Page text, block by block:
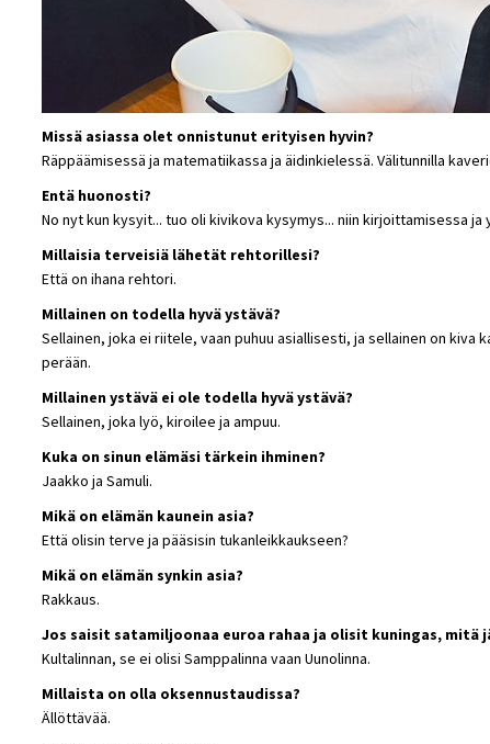
Missä asiassa olet onnistunut erityisen hyvin?
Räppäämisessä ja matematiikassa ja äidinkielessä. Välitunnilla
Entä huonosti?
No nyt kun kysyit... tuo oli kivikova kysymys... niin kirjoittamisessa ja
Millaisia terveisiä lähetät rehtorillesi?
Että on ihana rehtori.
Millainen on todella hyvä ystävä?
Sellainen, joka ei riitele, vaan puhuu asiallisesti, ja sellainen on kiva
perään.
Millainen ystävä ei ole todella hyvä ystävä?
Sellainen, joka lyö, kiroilee ja ampuu.
Kuka on sinun elämäsi tärkein ihminen?
Jaakko ja Samuli.
Mikä on elämän kaunein asia?
Että olisin terve ja pääsisin tukanleikkaukseen?
Mikä on elämän synkin asia?
Rakkaus.
Jos saisit satamiljoonaa euroa rahaa ja olisit kuningas, mitä
Kultalinnan, se ei olisi Samppalinna vaan Uunolinna.
Millaista on olla oksennustaudissa?
Ällöttävää.